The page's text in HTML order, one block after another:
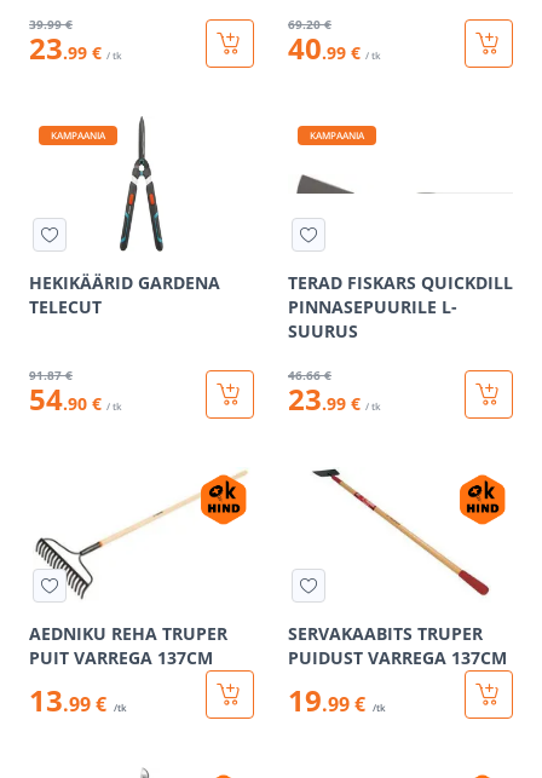
39.99 €
23.99 € / tk
69.20 €
40.99 € / tk
KAMPAANIA
HEKIKÄÄRID GARDENA
TELECUT
91.87 €
54.90 € / tk
KAMPAANIA
TERAD FISKARS QUICKDILL
PINNASEPUURILE L-
SUURUS
46.66 €
23.99 € / tk
AEDNIKU REHA TRUPER
PUIT VARREGA 137CM
13.99 € /tk
SERVAKAABITS TRUPER
PUIDUST VARREGA 137CM
19.99 € /tk